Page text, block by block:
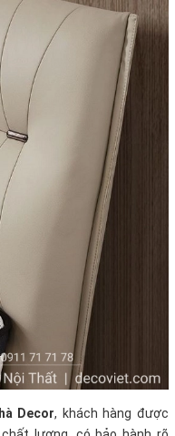
Decor, khách hàng được